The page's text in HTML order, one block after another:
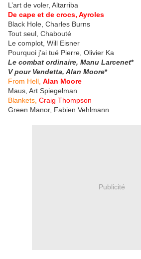
L’art de voler, Altarriba
De cape et de crocs, Ayroles
Black Hole, Charles Burns
Tout seul, Chabouté
Le complot, Will Eisner
Pourquoi j’ai tué Pierre, Olivier Ka
Le combat ordinaire, Manu Larcenet*
V pour Vendetta, Alan Moore*
From Hell, Alan Moore
Maus, Art Spiegelman
Blankets, Craig Thompson
Green Manor, Fabien Vehlmann
Publicité